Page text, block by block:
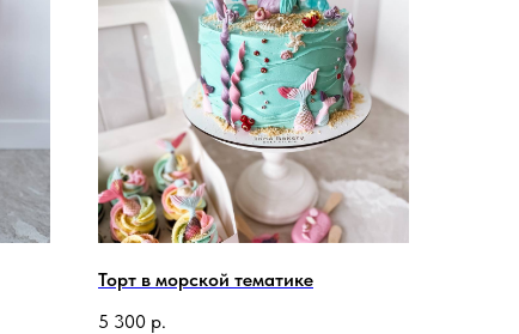
Торт в морской тематике
5 300 р.